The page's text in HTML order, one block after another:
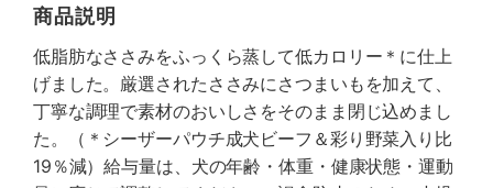
商品説明
低脂肪なささみをふっくら蒸して低カロリー＊に仕上
げました。厳選されたささみにさつまいもを加えて、
丁寧な調理で素材のおいしさをそのまま閉じ込めまし
た。（＊シーザーパウチ成犬ビーフ＆彩り野菜入り比
19％減）給与量は、犬の年齢・体重・健康状態・運動